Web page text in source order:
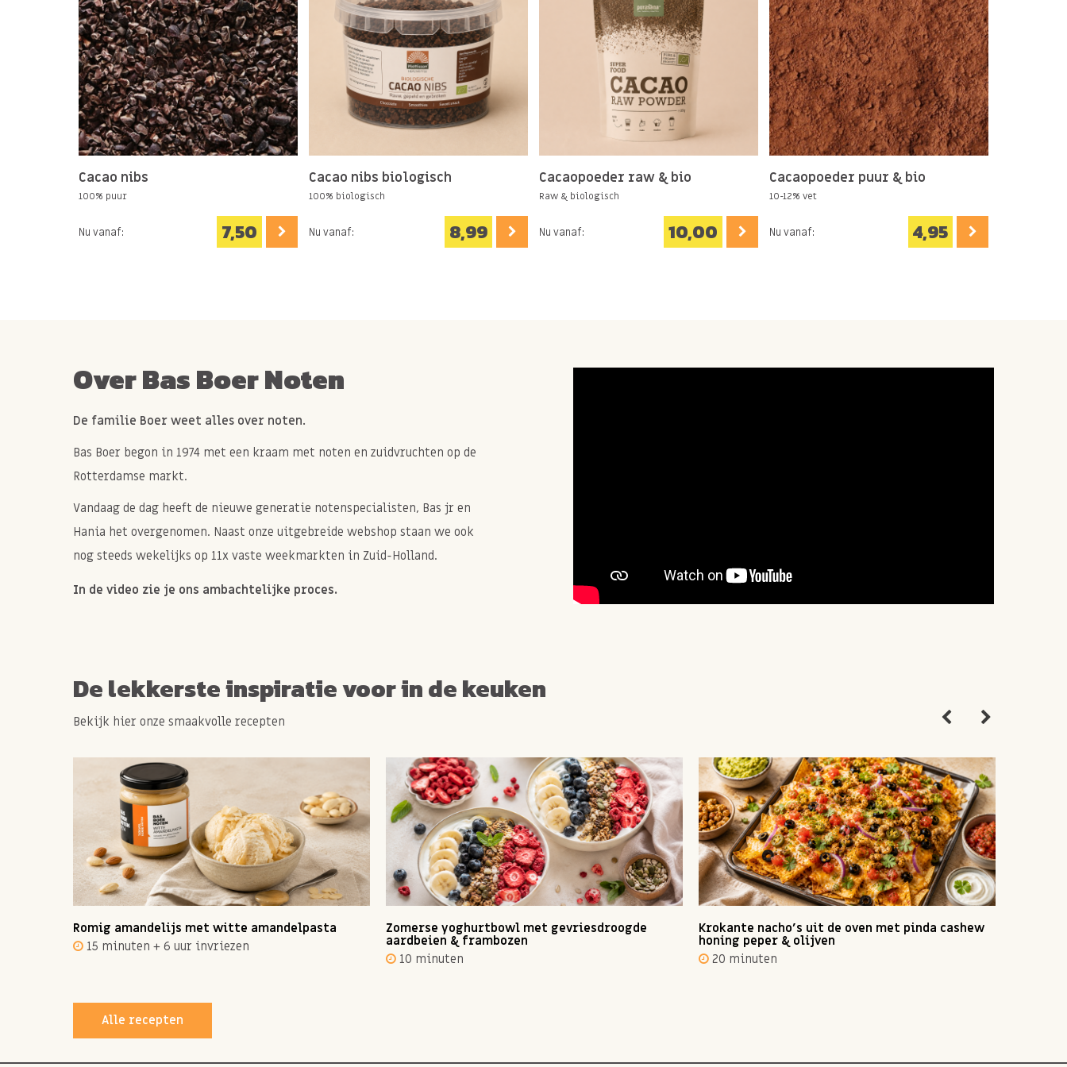
Cacao nibs
100% puur
Nu vanaf: 7,50
Cacao nibs biologisch
100% biologisch
Nu vanaf: 8,99
Cacaopoeder raw & bio
Raw & biologisch
Nu vanaf: 10,00
Cacaopoeder puur & bio
10-12% vet
Nu vanaf: 4,95
Over Bas Boer Noten
De familie Boer weet alles over noten.
Bas Boer begon in 1974 met een kraam met noten en zuidvruchten op de
Rotterdamse markt.
Vandaag de dag heeft de nieuwe generatie notenspecialisten, Bas jr en
Hania het overgenomen. Naast onze uitgebreide webshop staan we ook
nog steeds wekelijks op 11x vaste weekmarkten in Zuid-Holland.
In de video zie je ons ambachtelijke proces.
De lekkerste inspiratie voor in de keuken
Bekijk hier onze smaakvolle recepten
Romig amandelijs met witte amandelpasta
15 minuten + 6 uur invriezen
Zomerse yoghurtbowl met gevriesdroogde
aardbeien & frambozen
10 minuten
Krokante nacho's uit de oven met pinda cashew
honing peper & olijven
20 minuten
Alle recepten